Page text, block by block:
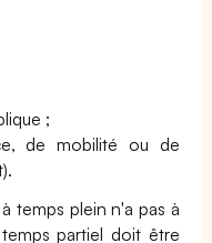
;
de mobilité ou de
temps plein n'a pas à
partiel doit être